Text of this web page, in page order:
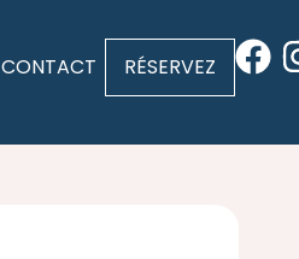
CONTACT RÉSERVEZ